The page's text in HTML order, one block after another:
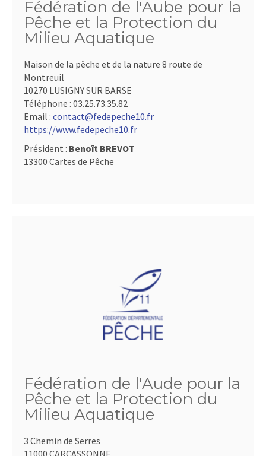
Fédération de l'Aube pour la
Pêche et la Protection du
Milieu Aquatique
Maison de la pêche et de la nature 8 route de
Montreuil
10270 LUSIGNY SUR BARSE
Téléphone : 03.25.73.35.82
Email : contact@fedepeche10.fr
https://www.fedepeche10.fr
Président : Benoît BREVOT
13300 Cartes de Pêche
Fédération de l'Aude pour la
Pêche et la Protection du
Milieu Aquatique
3 Chemin de Serres
11000 CARCASSONNE